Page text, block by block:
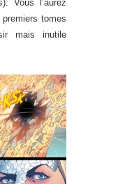
Vous l’aurez
tomes
mais inutile